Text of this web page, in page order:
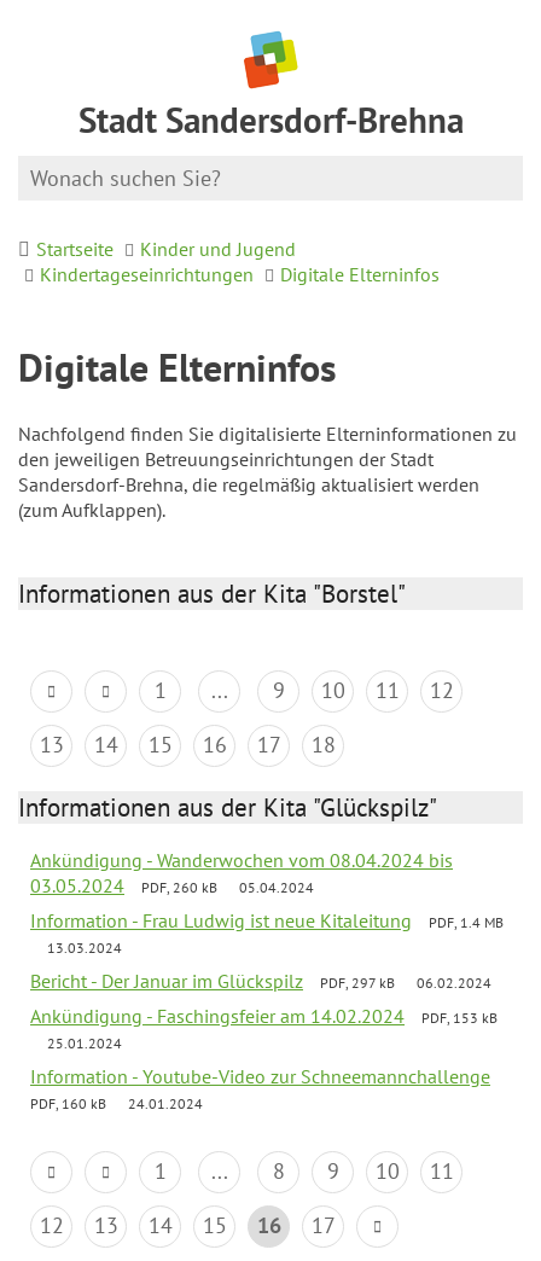
Stadt Sandersdorf-Brehna
Startseite
Kinder und Jugend
Kindertageseinrichtungen
Digitale Elterninfos
Digitale Elterninfos
Nachfolgend finden Sie digitalisierte Elterninformationen zu
den jeweiligen Betreuungseinrichtungen der Stadt
Sandersdorf-Brehna, die regelmäßig aktualisiert werden
(zum Aufklappen).
Informationen aus der Kita "Borstel"
1 ... 9 10 11
12
13
14 15 16 17 18
Informationen aus der Kita "Glückspilz"
Ankündigung - Wanderwochen vom 08.04.2024 bis
03.05.2024
PDF, 260 kB 05.04.2024
Information - Frau Ludwig ist neue Kitaleitung
PDF, 1.4 MB
13.03.2024
Bericht - Der Januar im Glückspilz PDF, 297 kB 06.02.2024
Ankündigung - Faschingsfeier am 14.02.2024
PDF, 153 kB
25.01.2024
Information - Youtube-Video zur Schneemannchallenge
PDF, 160 kB 24.01.2024
1 ... 8 9 10
11
12
13 14 15 16 17